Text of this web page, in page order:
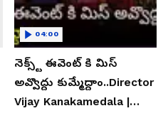
నెక్స్ట్ ఈవెంట్ కి మిస్
అవ్వొద్దు కుమ్మేద్దాం..Director
Vijay Kanakamedala |
04:00